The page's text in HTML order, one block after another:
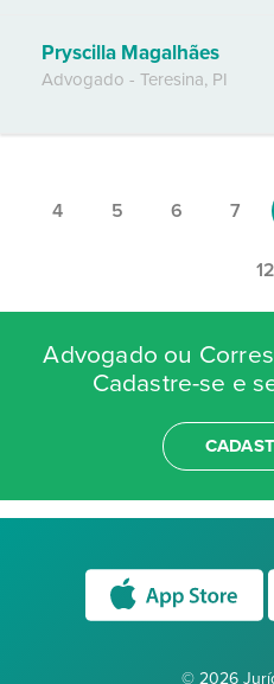
Pryscilla Magalhães
Advogado - Teresina, PI
4 5 6 7
12
Advogado ou
Cadastre-se e
© 2026